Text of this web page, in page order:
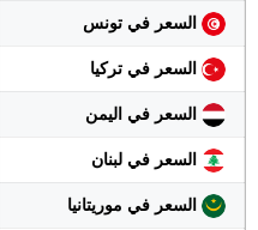
السعر في تونس
السعر في تركيا
السعر في اليمن
السعر في لبنان
السعر في موريتانيا